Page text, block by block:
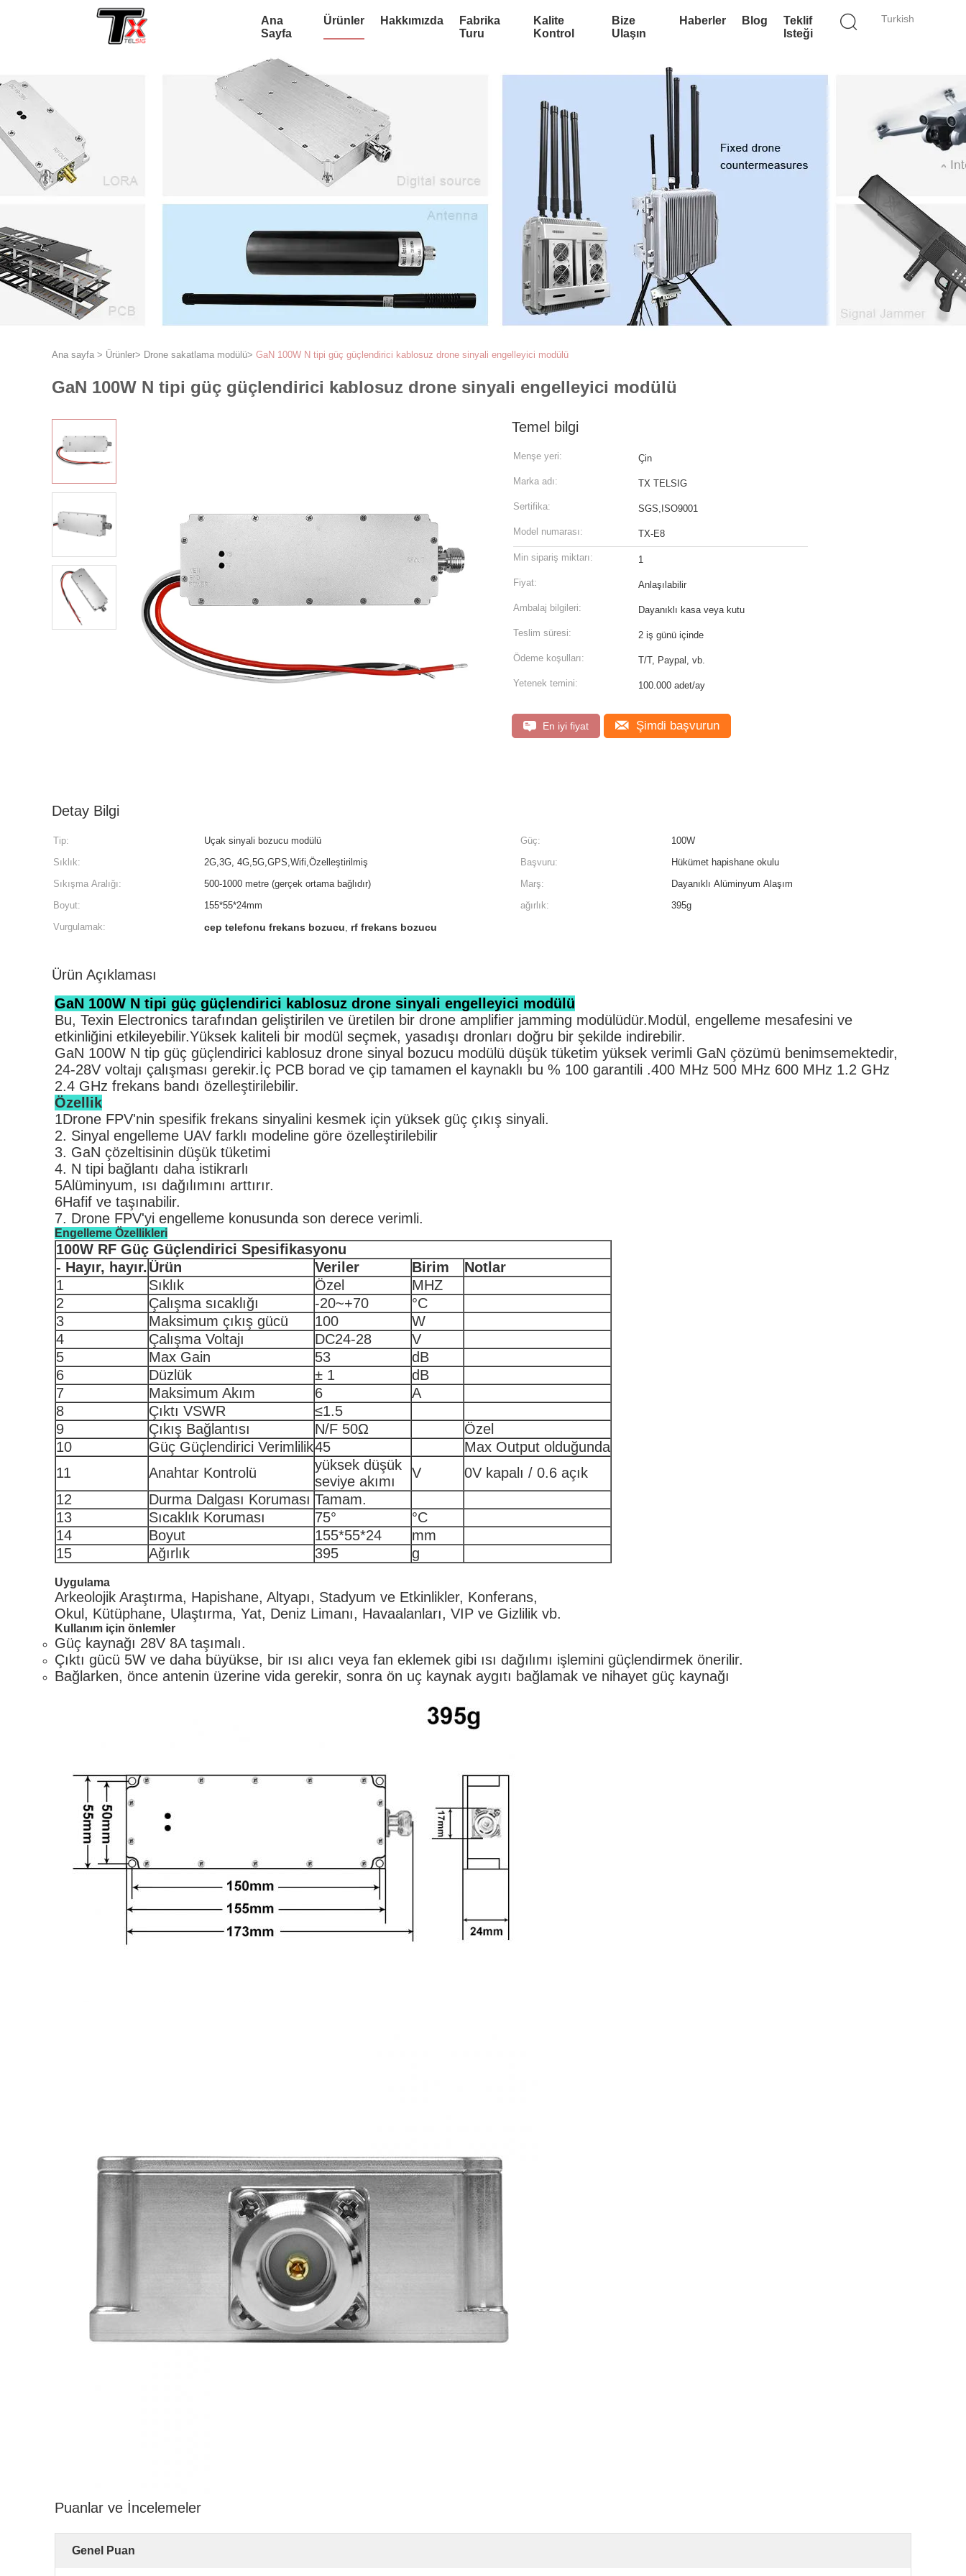
Turkish
Ana
Sayfa
Ürünler Hakkımızda
Fabrika
Turu
Kalite
Kontrol
Bize
Ulaşın
Haberler Blog
Teklif
Isteği
Ana sayfa > Ürünler> Drone sakatlama modülü> GaN 100W N tipi güç güçlendirici kablosuz drone sinyali engelleyici modülü
GaN 100W N tipi güç güçlendirici kablosuz drone sinyali engelleyici modülü
Temel bilgi
Menşe yeri: Çin
Marka adı: TX TELSIG
Sertifika: SGS,ISO9001
Model numarası: TX-E8
Min sipariş miktarı: 1
Fiyat: Anlaşılabilir
Ambalaj bilgileri: Dayanıklı kasa veya kutu
Teslim süresi: 2 iş günü içinde
Ödeme koşulları: T/T, Paypal, vb.
Yetenek temini: 100.000 adet/ay
En iyi fiyat Şimdi başvurun
Detay Bilgi
Tip: Uçak sinyali bozucu modülü Güç:
100W
Sıklık:
2G,3G, 4G,5G,GPS,Wifi,Özelleştirilmiş Başvuru:
Hükümet hapishane okulu
Sıkışma Aralığı:
500-1000 metre (gerçek ortama bağlıdır) Marş:
Dayanıklı Alüminyum Alaşım
Boyut:
155*55*24mm ağırlık:
395g
Vurgulamak:
cep telefonu frekans bozucu, rf frekans bozucu
Ürün Açıklaması
GaN 100W N tipi güç güçlendirici kablosuz drone sinyali engelleyici modülü
Bu, Texin Electronics tarafından geliştirilen ve üretilen bir drone amplifier jamming modülüdür.Modül, engelleme mesafesini ve
etkinliğini etkileyebilir.Yüksek kaliteli bir modül seçmek, yasadışı dronları doğru bir şekilde indirebilir.
GaN 100W N tip güç güçlendirici kablosuz drone sinyal bozucu modülü düşük tüketim yüksek verimli GaN çözümü benimsemektedir,
24-28V voltajı çalışması gerekir.İç PCB borad ve çip tamamen el kaynaklı bu % 100 garantili .400 MHz 500 MHz 600 MHz 1.2 GHz
2.4 GHz frekans bandı özelleştirilebilir.
Özellik
1Drone FPV'nin spesifik frekans sinyalini kesmek için yüksek güç çıkış sinyali.
2. Sinyal engelleme UAV farklı modeline göre özelleştirilebilir
3. GaN çözeltisinin düşük tüketimi
4. N tipi bağlantı daha istikrarlı
5Alüminyum, ısı dağılımını arttırır.
6Hafif ve taşınabilir.
7. Drone FPV'yi engelleme konusunda son derece verimli.
Engelleme Özellikleri
100W RF Güç Güçlendirici Spesifikasyonu
- Hayır, hayır.Ürün Veriler Birim
Notlar
1
Sıklık Özel
MHZ
2
Çalışma sıcaklığı -20~+70
°C
3
Maksimum çıkış gücü 100
W
4
Çalışma Voltajı DC24-28
V
5
Max Gain 53
dB
6
Düzlük ± 1
dB
7
Maksimum Akım 6
A
8
Çıktı VSWR
≤1.5
9
Çıkış Bağlantısı N/F 50Ω
Özel
10
Güç Güçlendirici Verimlilik45
Max Output olduğunda
11
Anahtar Kontrolü
yüksek düşük
seviye akımı
V
0V kapalı / 0.6 açık
12
Durma Dalgası Koruması Tamam.
13
Sıcaklık Koruması 75°
°C
14
Boyut 155*55*24
mm
15
Ağırlık 395 g
Uygulama
Arkeolojik Araştırma, Hapishane, Altyapı, Stadyum ve Etkinlikler, Konferans,
Okul, Kütüphane, Ulaştırma, Yat, Deniz Limanı, Havaalanları, VIP ve Gizlilik vb.
Kullanım için önlemler
Güç kaynağı 28V 8A taşımalı.
Çıktı gücü 5W ve daha büyükse, bir ısı alıcı veya fan eklemek gibi ısı dağılımı işlemini güçlendirmek önerilir.
Bağlarken, önce antenin üzerine vida gerekir, sonra ön uç kaynak aygıtı bağlamak ve nihayet güç kaynağı
Puanlar ve İncelemeler
Genel Puan